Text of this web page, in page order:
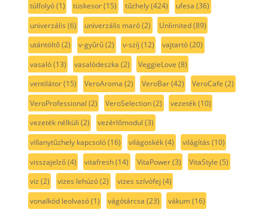
túlfolyó(1) tüskesor(15) tűzhely(424) ufesa (36)
univerzális (6) univerzális maró(2) Unlimited(89)
utántöltő(2) v-gyűrű(2) v-szíj (12) vajtartó(20)
vasaló(13) vasalódeszka (2) VeggieLove (8)
ventilátor(15) VeroAroma (2) VeroBar(42) VeroCafe (2)
VeroProfessional (2) VeroSelection(2) vezeték(10)
vezeték nélküli (2) vezérlőmodul (3)
villanytűzhely kapcsoló(16) világoskék(4) világítás (10)
visszajelző(4) vitafresh(14) VitaPower(3) VitaStyle (5)
viz (2) vizes lehúzó(2) vizes szívófej (4)
vonalkód leolvasó(1) vágótárcsa (23) vákum(16)